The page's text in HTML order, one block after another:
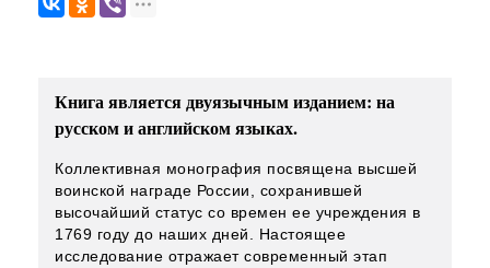
Книга является двуязычным изданием: на
русском и английском языках.
Коллективная монография посвящена высшей
воинской награде России, сохранившей
высочайший статус со времен ее учреждения в
1769 году до наших дней. Настоящее
исследование отражает современный этап